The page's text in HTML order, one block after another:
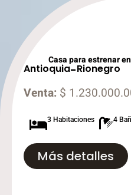
Casa para estrenar
Antioquia-Rionegro
Venta: $
3 Habitaciones 4
Más detalles